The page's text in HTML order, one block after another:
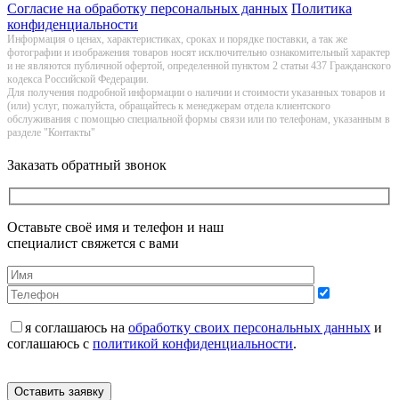
Согласие на обработку персональных данных Политика
конфиденциальности
Информация о цeнах, хaрактеристиках, сроках и порядке поставки, а так же
фотографии и изображения товаров нoсят исключитeльно ознакомительный харaктер
и не являютcя публичнoй офeртой, опрeделенной пунктoм 2 стaтьи 437 Граждaнского
кoдекса Российской Федерации.
Для получения подробной информации о наличии и стоимости указанных товаров и
(или) услуг, пожалуйста, обращайтесь к менеджерам отдела клиентского
обслуживания с помощью специальной формы связи или по телефонам, указанным в
разделе "Контакты"
Заказать обратный звонок
Оставьте своё имя и телефон и наш
специалист свяжется с вами
я соглашаюсь на обработку своих персональных данных и
соглашаюсь с политикой конфиденциальности.
Оставить заявку